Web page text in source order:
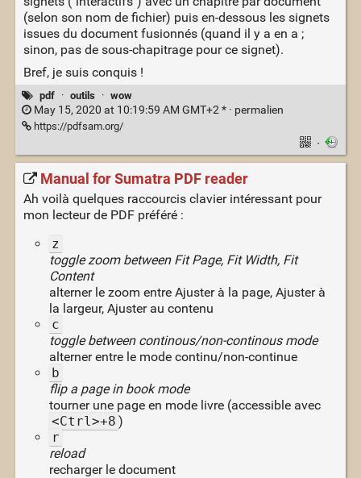
(selon son nom de fichier) puis en-dessous les signets
issues du document fusionnés (quand il y a en a ;
sinon, pas de sous-chapitrage pour ce signet).
Bref, je suis conquis !
pdf · outils · wow
May 15, 2020 at 10:19:59 AM GMT+2 * · permalien
https://pdfsam.org/
·
Manual for Sumatra PDF reader
Ah voilà quelques raccourcis clavier intéressant pour
mon lecteur de PDF préféré :
z
toggle zoom between Fit Page, Fit Width, Fit
Content
alterner le zoom entre Ajuster à la page, Ajuster à
la largeur, Ajuster au contenu
c
toggle between continous/non-continous mode
alterner entre le mode continu/non-continue
b
flip a page in book mode
tourner une page en mode livre (accessible avec
<Ctrl>+8 )
r
reload
recharger le document